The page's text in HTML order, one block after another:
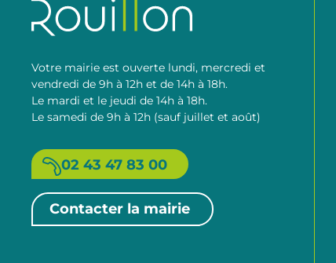
Votre mairie est ouverte lundi, mercredi et
vendredi de 9h à 12h et de 14h à 18h.
Le mardi et le jeudi de 14h à 18h.
Le samedi de 9h à 12h (sauf juillet et août)
02 43 47 83 00
Contacter la mairie